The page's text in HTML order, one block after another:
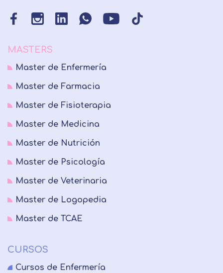
MASTERS
Master de Enfermería
Master de Farmacia
Master de Fisioterapia
Master de Medicina
Master de Nutrición
Master de Psicología
Master de Veterinaria
Master de Logopedia
Master de TCAE
CURSOS
Cursos de Enfermería